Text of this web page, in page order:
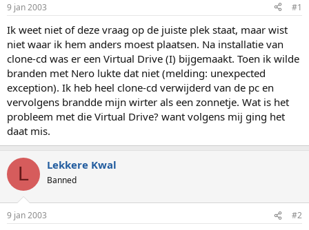
s
t
a
r
t
e
r
m
9 jan 2003 #1
Ik weet niet of deze vraag op de juiste plek staat, maar wist
niet waar ik hem anders moest plaatsen. Na installatie van
clone-cd was er een Virtual Drive (I) bijgemaakt. Toen ik wilde
branden met Nero lukte dat niet (melding: unexpected
exception). Ik heb heel clone-cd verwijderd van de pc en
vervolgens brandde mijn wirter als een zonnetje. Wat is het
probleem met die Virtual Drive? want volgens mij ging het
daat mis.
L Lekkere Kwal
Banned
9 jan 2003 #2